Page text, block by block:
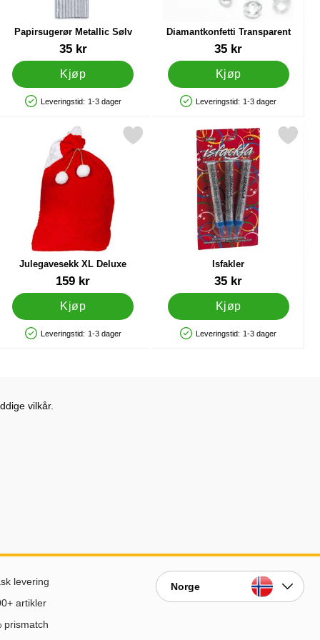
Papirsugerør Metallic Sølv
Varenummer 22458
35 kr
Kjøp
Produkttilgjengelighet: På lager
Leveringstid: 1-3 dager
Diamantkonfetti Transparent
Varenummer 21299
35 kr
Kjøp
Produkttilgjengelighet: På lager
Leveringstid: 1-3 dager
som favoritt
Julegavesekk XL Deluxe
Varenummer 32195
159 kr
Kjøp
Produkttilgjengelighet: På lager
Leveringstid: 1-3 dager
Merk julegavesekk XL Deluxe som favoritt
Isfakler
Varenummer 6804
35 kr
Kjøp
Produkttilgjengelighet: På lager
Leveringstid: 1-3 dager
Merk isfakler som
vilkår.
levering
artikler
prismatch
Norge